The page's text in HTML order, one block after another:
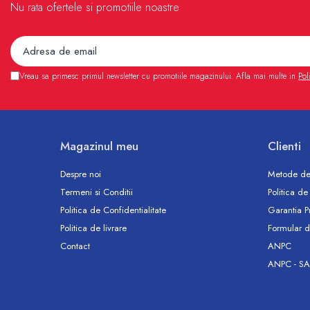
Sterilizatoare UV
UV
Carcase Filtre apa
Accesorii incalzire in pardoseala
pardoseala
Kituri incalzire in pardoseala
pardoseala
Nu rata ofertele si promotiile noastre
Vreau sa primesc primul newsletter cu promotiile magazinului. Afla mai multe in
Magazinul meu
Despre noi
Termeni si Conditii
Politica de Confidentialitate
Politica de livrare
Contact
Clienti
Metode
Politica de
Garantia
Formular
ANPC
ANPC -